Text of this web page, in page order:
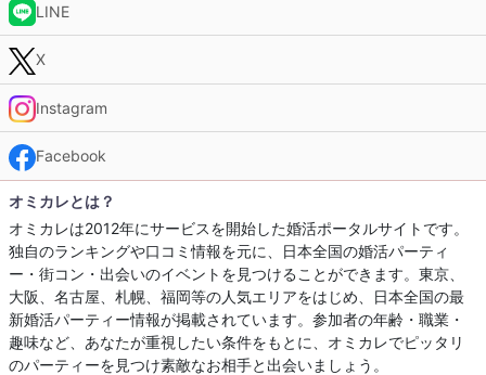
LINE
X
Instagram
Facebook
オミカレとは？
オミカレは2012年にサービスを開始した婚活ポータルサイトです。
独自のランキングや口コミ情報を元に、日本全国の婚活パーティ
ー・街コン・出会いのイベントを見つけることができます。東京、
大阪、名古屋、札幌、福岡等の人気エリアをはじめ、日本全国の最
新婚活パーティー情報が掲載されています。参加者の年齢・職業・
趣味など、あなたが重視したい条件をもとに、オミカレでピッタリ
のパーティーを見つけ素敵なお相手と出会いましょう。